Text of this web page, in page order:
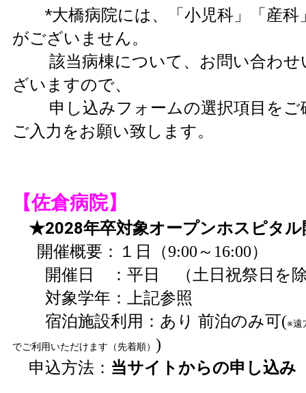
*大橋病院には、「小児科」「産科
がございません。
該当病棟について、お問い合わせ
ざいますので、
申し込みフォームの選択項目をご
ご入力をお願い致します。
【佐倉病院】
★2028年卒対象オープンホスピタル
開催概要：１日（9:00～16:00）
開催日 ：平日 （土日祝祭日を
対象学年：上記参照
宿泊施設利用：あり 前泊のみ可(※遠
でご利用いただけます（先着順） )
申込方法： 当サイトからの申し込み